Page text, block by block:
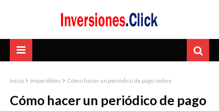
Inicio imperdibles Cómo hacer un periódico de pago online
Cómo hacer un periódico de pago